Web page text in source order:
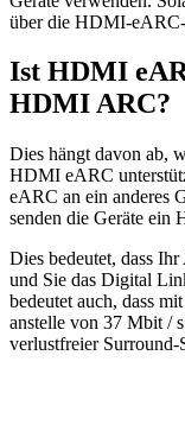
über die HDMI-
Ist HDMI
HDMI ARC?
Dies hängt davon ab,
HDMI eARC
eARC an ein anderes
senden die Geräte
Dies bedeutet, dass
und Sie das Digital
bedeutet auch, dass
anstelle von 37 Mbit /
verlustfreier Surround-